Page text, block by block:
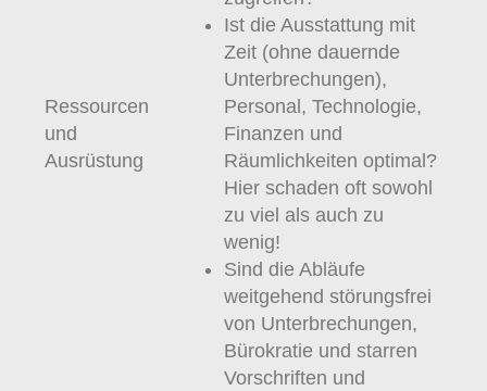
Ressourcen
und
Ausrüstung
Ist die Ausstattung mit
Zeit (ohne dauernde
Unterbrechungen),
Personal, Technologie,
Finanzen und
Räumlichkeiten optimal?
Hier schaden oft sowohl
zu viel als auch zu
wenig!
Sind die Abläufe
weitgehend störungsfrei
von Unterbrechungen,
Bürokratie und starren
Vorschriften und